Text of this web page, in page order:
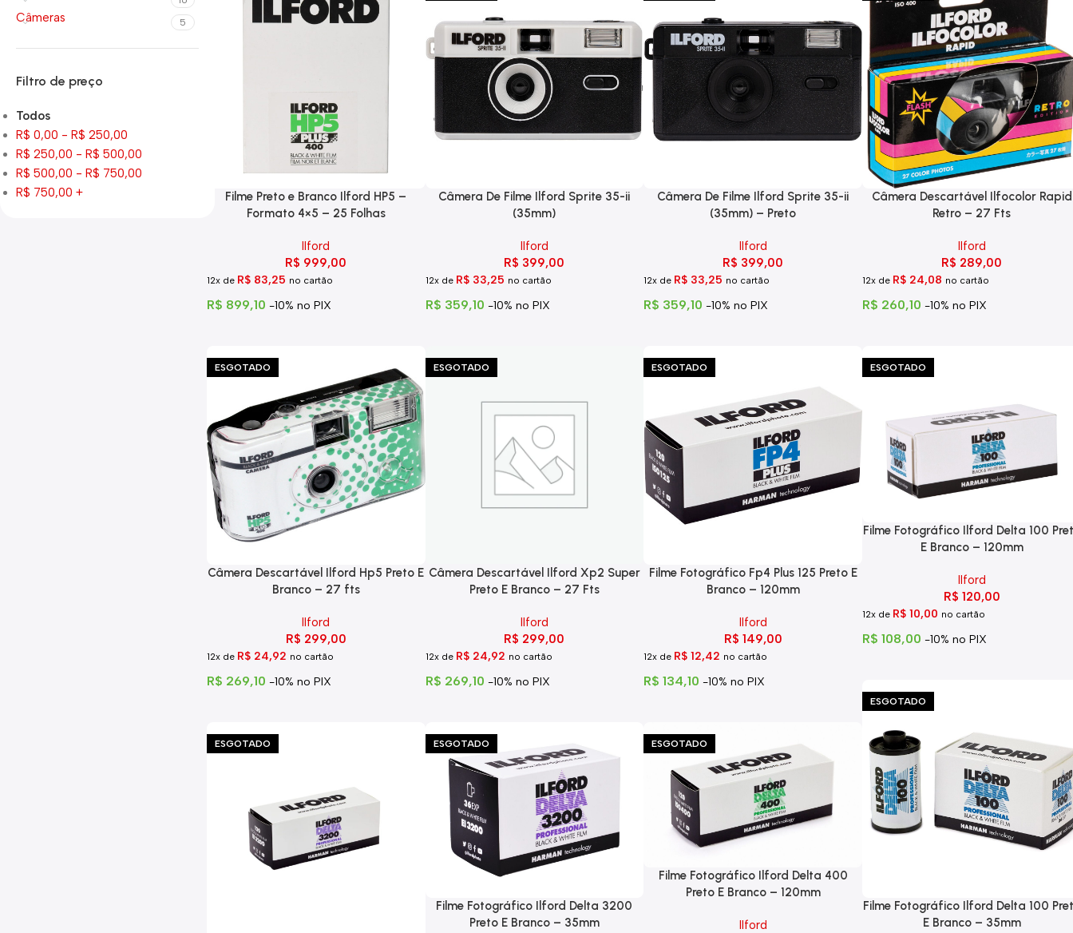
Câmeras 5
Filtro de preço
Todos
R$ 0,00 - R$ 250,00
R$ 250,00 - R$ 500,00
R$ 500,00 - R$ 750,00
R$ 750,00 +
Filme Preto e Branco Ilford HP5 –
Formato 4×5 – 25 Folhas
Ilford
R$ 999,00
12x de R$83,25 no cartão
R$ 899,10 -10% no PIX
Câmera De Filme Ilford Sprite 35-ii
(35mm)
Ilford
R$ 399,00
12x de R$33,25 no cartão
R$ 359,10 -10% no PIX
Câmera De Filme Ilford Sprite 35-ii
(35mm) – Preto
Ilford
R$ 399,00
12x de R$ 33,25 no cartão
R$ 359,10 -10% no PIX
Câmera Descartável Ilfocolor Rapid
Retro – 27 Fts
Ilford
R$ 289,00
12x de R$ 24,08 no cartão
R$ 260,10 -10% no PIX
ESGOTADO
Câmera Descartável Ilford Hp5 Preto E
Branco – 27 fts
Ilford
R$ 299,00
12x de R$24,92 no cartão
R$ 269,10 -10% no PIX
ESGOTADO
Câmera Descartável Ilford Xp2 Super
Preto E Branco – 27 Fts
Ilford
R$ 299,00
12x de R$24,92 no cartão
R$ 269,10 -10% no PIX
ESGOTADO
Filme Fotográfico Fp4 Plus 125 Preto E
Branco – 120mm
Ilford
R$ 149,00
12x de R$ 12,42 no cartão
R$ 134,10 -10% no PIX
ESGOTADO
Filme Fotográfico Ilford Delta 100
E Branco – 120mm
Ilford
R$ 120,00
12x de R$ 10,00 no cartão
R$ 108,00 -10% no PIX
ESGOTADO
Filme Fotográfico Ilford Delta 100
E Branco – 35mm
ESGOTADO ESGOTADO
Filme Fotográfico Ilford Delta 3200
Preto E Branco – 35mm
ESGOTADO
Filme Fotográfico Ilford Delta 400
Preto E Branco – 120mm
Ilford